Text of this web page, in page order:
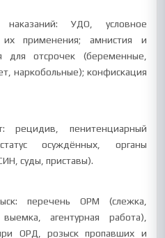
наказаний: УДО, условное
применения; амнистия и
для отсрочек (беременные,
наркобольные); конфискация
рецидив, пенитенциарный
осуждённых, органы
суды, приставы).
перечень ОРМ (слежка,
агентурная работа),
ОРД, розыск пропавших и